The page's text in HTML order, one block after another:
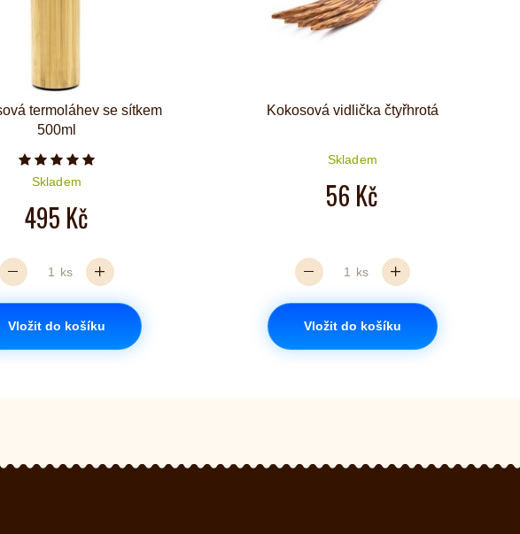
termoláhev se sítkem
500ml
Počet hvězdiček je 5 z 5
Skladem
495 Kč
ks
Vložit do košíku
Kokosová vidlička čtyřhrotá
Skladem
56 Kč
ks
Vložit do košíku